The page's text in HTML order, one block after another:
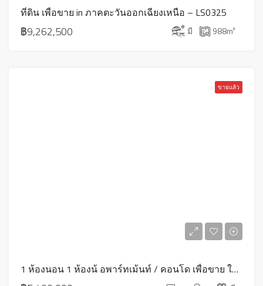
ที่ดิน เพื่อขาย in ภาคตะวันออกเฉียงเหนือ – LS0325
฿9,262,500 มี 988m²
ขายแล้ว
1 ห้องนอน 1 ห้องน้ อพาร์ทเม้นท์ / คอนโด เพื่อขาย ใน ภาคตะวันออกเฉียงเหนือ – HS0769